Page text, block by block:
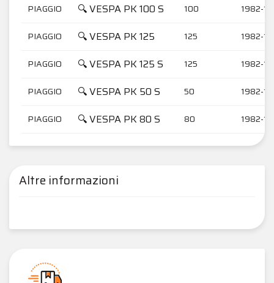
PIAGGIO 🔍 VESPA PK 100 S 100 1982-
PIAGGIO 🔍 VESPA PK 125 125 1982-
PIAGGIO 🔍 VESPA PK 125 S 125 1982-
PIAGGIO 🔍 VESPA PK 50 S 50 1982-
PIAGGIO 🔍 VESPA PK 80 S 80 1982-
Altre informazioni